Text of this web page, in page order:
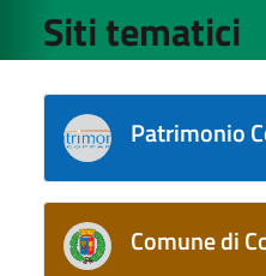
Siti tematici
Patrimonio
Comune di